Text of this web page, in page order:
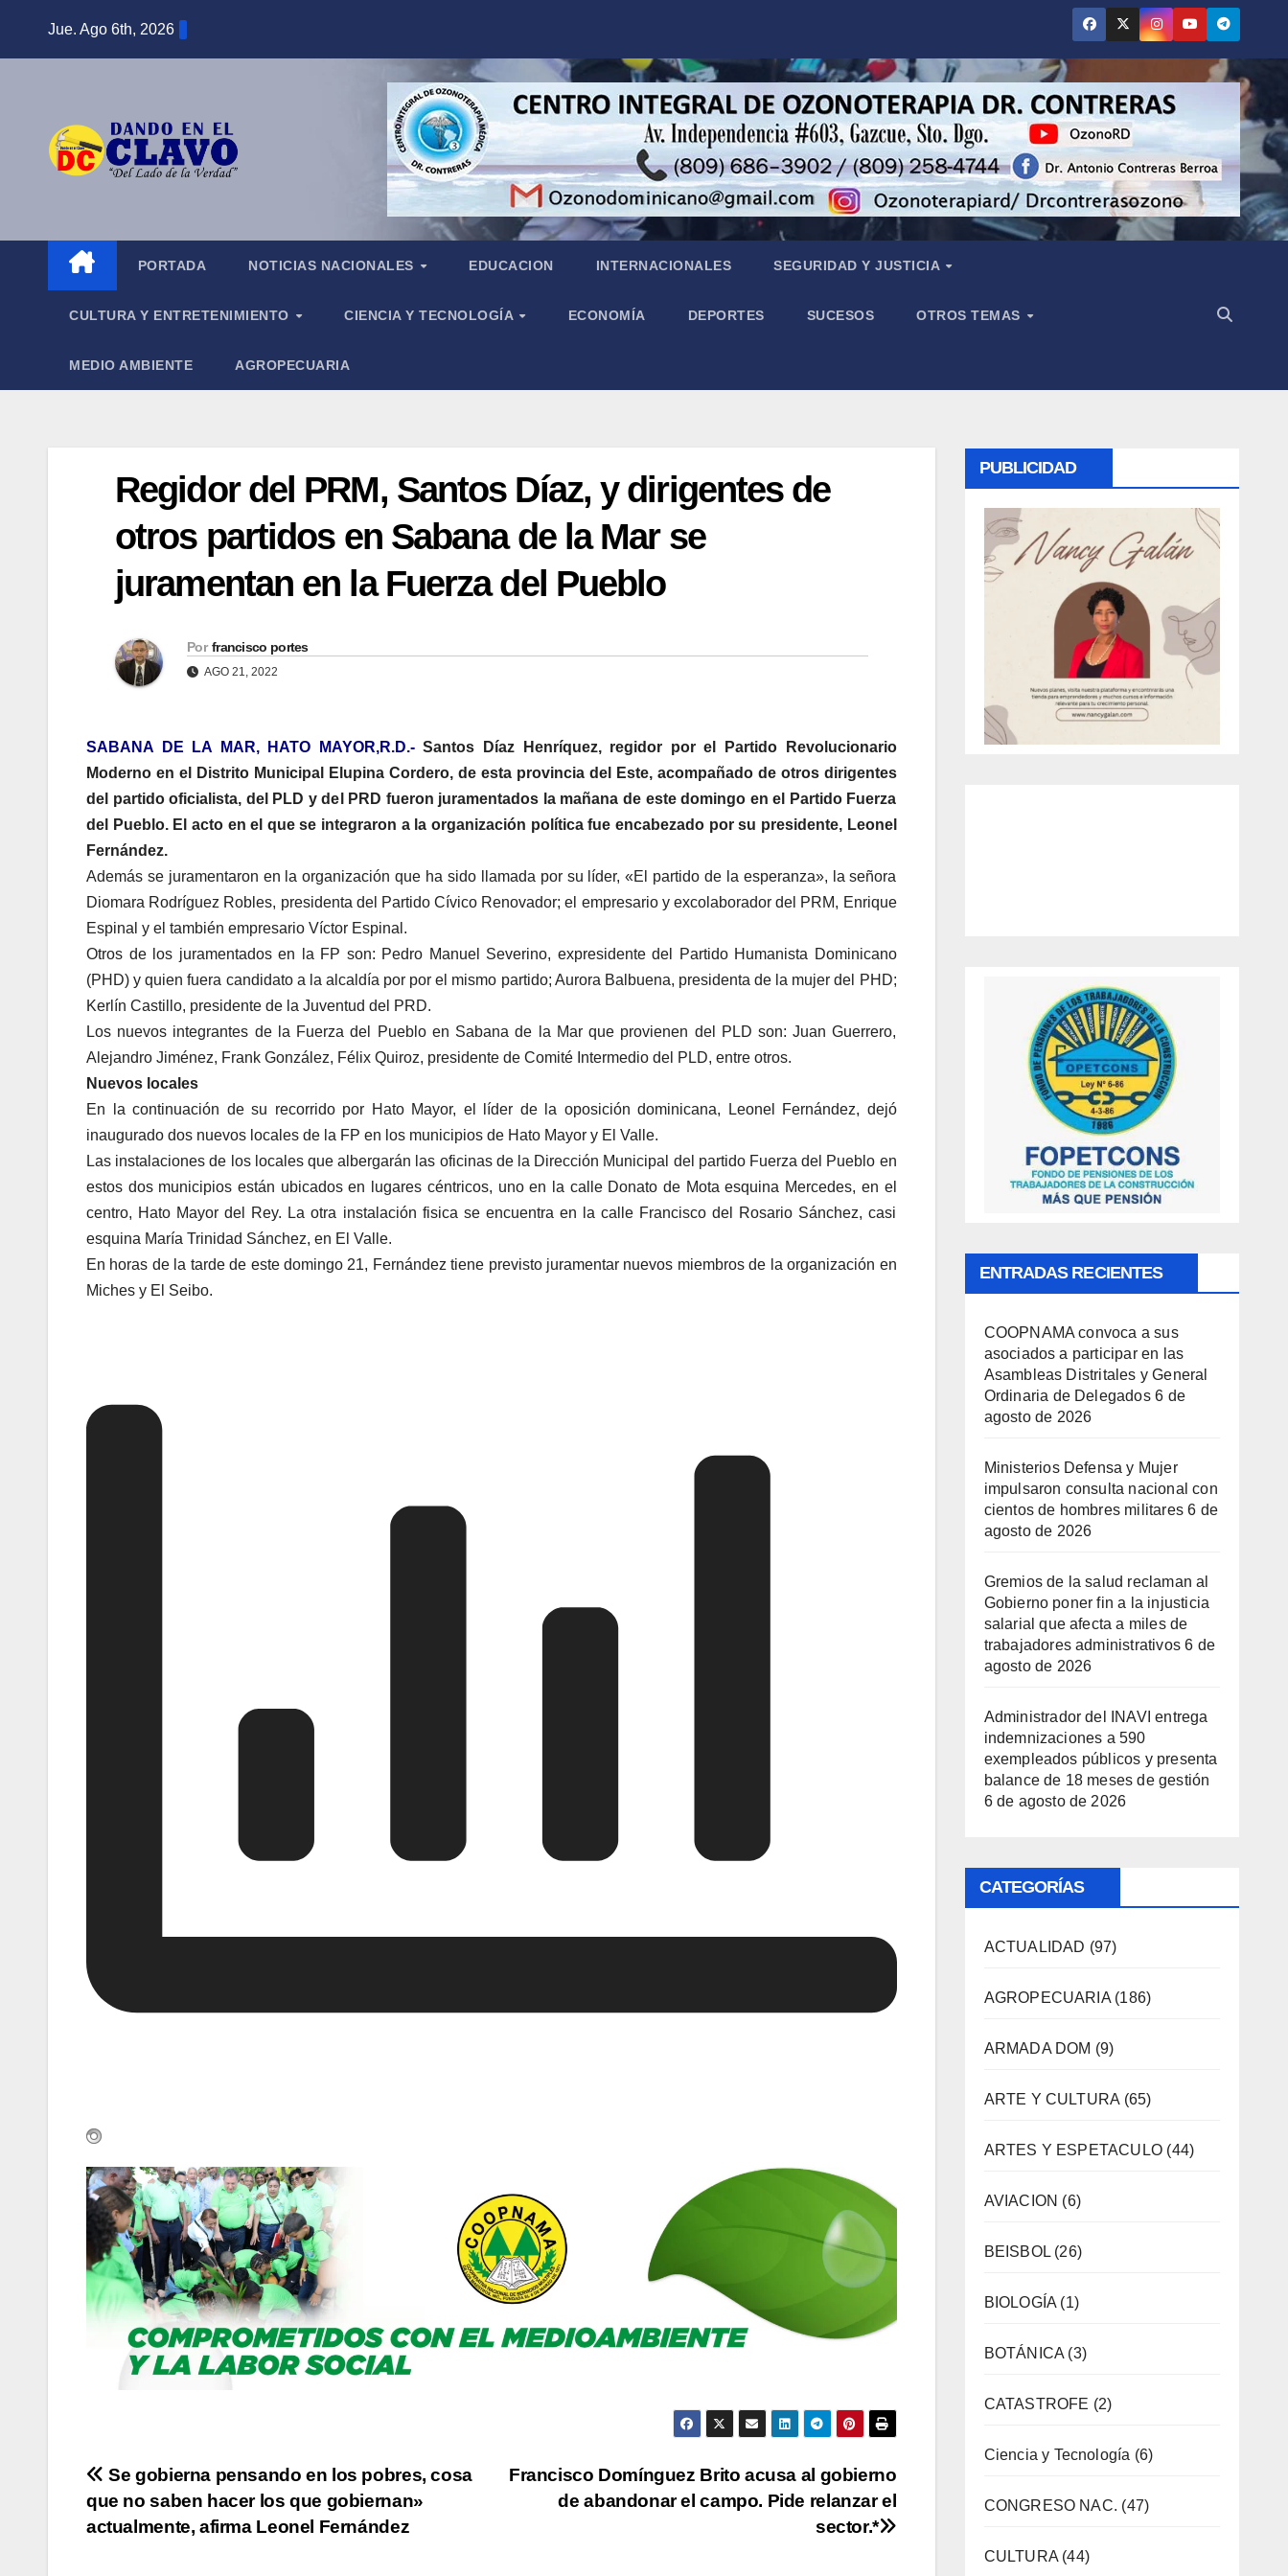
Jue. Ago 6th, 2026
PORTADA NOTICIAS NACIONALES EDUCACION INTERNACIONALES SEGURIDAD Y JUSTICIA
CULTURA Y ENTRETENIMIENTO CIENCIA Y TECNOLOGÍA ECONOMÍA DEPORTES SUCESOS OTROS TEMAS
MEDIO AMBIENTE AGROPECUARIA
Regidor del PRM, Santos Díaz, y dirigentes de
otros partidos en Sabana de la Mar se
juramentan en la Fuerza del Pueblo
Por francisco portes
AGO 21, 2022
SABANA DE LA MAR, HATO MAYOR,R.D.- Santos Díaz Henríquez, regidor por el Partido Revolucionario
Moderno en el Distrito Municipal Elupina Cordero, de esta provincia del Este, acompañado de otros dirigentes
del partido oficialista, del PLD y del PRD fueron juramentados la mañana de este domingo en el Partido Fuerza
del Pueblo. El acto en el que se integraron a la organización política fue encabezado por su presidente, Leonel
Fernández.
Además se juramentaron en la organización que ha sido llamada por su líder, «El partido de la esperanza», la señora
Diomara Rodríguez Robles, presidenta del Partido Cívico Renovador; el empresario y excolaborador del PRM, Enrique
Espinal y el también empresario Víctor Espinal.
Otros de los juramentados en la FP son: Pedro Manuel Severino, expresidente del Partido Humanista Dominicano
(PHD) y quien fuera candidato a la alcaldía por por el mismo partido; Aurora Balbuena, presidenta de la mujer del PHD;
Kerlín Castillo, presidente de la Juventud del PRD.
Los nuevos integrantes de la Fuerza del Pueblo en Sabana de la Mar que provienen del PLD son: Juan Guerrero,
Alejandro Jiménez, Frank González, Félix Quiroz, presidente de Comité Intermedio del PLD, entre otros.
Nuevos locales
En la continuación de su recorrido por Hato Mayor, el líder de la oposición dominicana, Leonel Fernández, dejó
inaugurado dos nuevos locales de la FP en los municipios de Hato Mayor y El Valle.
Las instalaciones de los locales que albergarán las oficinas de la Dirección Municipal del partido Fuerza del Pueblo en
estos dos municipios están ubicados en lugares céntricos, uno en la calle Donato de Mota esquina Mercedes, en el
centro, Hato Mayor del Rey. La otra instalación fisica se encuentra en la calle Francisco del Rosario Sánchez, casi
esquina María Trinidad Sánchez, en El Valle.
En horas de la tarde de este domingo 21, Fernández tiene previsto juramentar nuevos miembros de la organización en
Miches y El Seibo.
Navegación
de
Francisco Domínguez Brito acusa al gobierno
de abandonar el campo. Pide relanzar el
sector.*
Se gobierna pensando en los pobres, cosa
que no saben hacer los que gobiernan»
actualmente, afirma Leonel Fernández
PUBLICIDAD
ENTRADAS RECIENTES
COOPNAMA convoca a sus
asociados a participar en las
Asambleas Distritales y General
Ordinaria de Delegados 6 de
agosto de 2026
Ministerios Defensa y Mujer
impulsaron consulta nacional con
cientos de hombres militares 6 de
agosto de 2026
Gremios de la salud reclaman al
Gobierno poner fin a la injusticia
salarial que afecta a miles de
trabajadores administrativos 6 de
agosto de 2026
Administrador del INAVI entrega
indemnizaciones a 590
exempleados públicos y presenta
balance de 18 meses de gestión
6 de agosto de 2026
CATEGORÍAS
ACTUALIDAD (97)
AGROPECUARIA(186)
ARMADA DOM (9)
ARTE Y CULTURA (65)
ARTES Y ESPETACULO (44)
AVIACION (6)
BEISBOL(26)
BIOLOGÍA (1)
BOTÁNICA (3)
CATASTROFE (2)
Ciencia y Tecnología (6)
CONGRESO NAC. (47)
CULTURA(44)